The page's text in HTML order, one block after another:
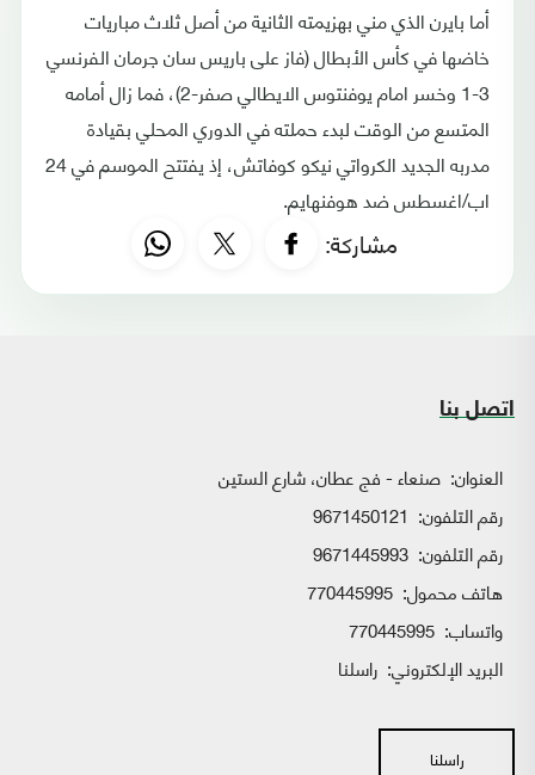
أما بايرن الذي مني بهزيمته الثانية من أصل ثلاث مباريات
خاضها في كأس الأبطال (فاز على باريس سان جرمان الفرنسي
3-1 وخسر امام يوفنتوس الايطالي صفر-2)، فما زال أمامه
المتسع من الوقت لبدء حملته في الدوري المحلي بقيادة
مدربه الجديد الكرواتي نيكو كوفاتش، إذ يفتتح الموسم في 24
اب/اغسطس ضد هوفنهايم.
مشاركة:
اتصل بنا
العنوان: صنعاء - فج عطان، شارع الستين
رقم التلفون: 9671450121
رقم التلفون: 9671445993
هاتف محمول: 770445995
واتساب:
البريد الإلكتروني: راسلنا
راسلنا